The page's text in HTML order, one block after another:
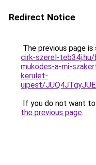
Redirect Notice
The previous page
cirk-szerel-
mukodes-a-mi-
kerulet-
ujpest/
If you do not want
the previous page.